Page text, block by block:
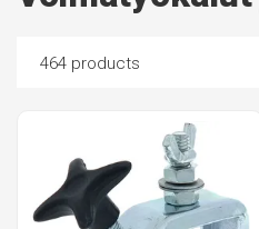
464 products